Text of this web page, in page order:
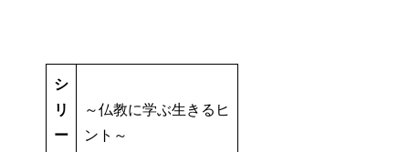
シ
リ
ー
～仏教に学ぶ生きるヒ
ント～